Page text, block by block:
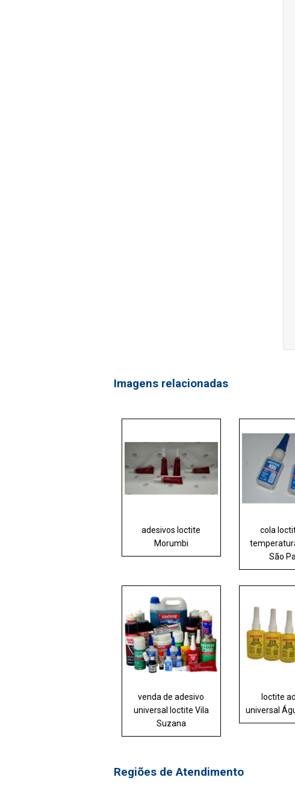
Imagens relacionadas
adesivos loctite
Morumbi
cola
São
venda de adesivo
universal loctite Vila
Suzana
loctite
universal
Regiões de Atendimento